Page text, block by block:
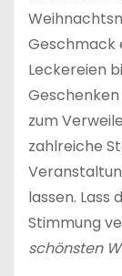
Geschmack
Leckereien
zum
zahlreiche
lassen.
Stimmung
schönsten